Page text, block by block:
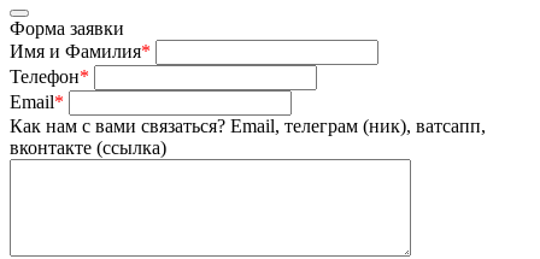
Форма заявки
Имя и Фамилия*
Телефон*
Email*
Как нам с вами связаться? Email, телеграм (ник), ватсапп,
вконтакте (ссылка)